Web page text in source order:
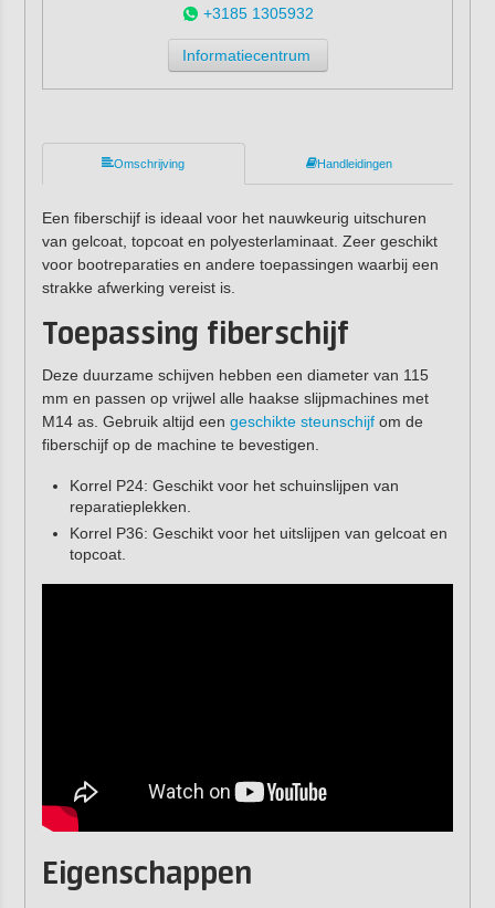
+3185 1305932
Informatiecentrum
Omschrijving Handleidingen
Een fiberschijf is ideaal voor het nauwkeurig uitschuren
van gelcoat, topcoat en polyesterlaminaat. Zeer geschikt
voor bootreparaties en andere toepassingen waarbij een
strakke afwerking vereist is.
Toepassing fiberschijf
Deze duurzame schijven hebben een diameter van 115
mm en passen op vrijwel alle haakse slijpmachines met
M14 as. Gebruik altijd een geschikte steunschijfom de
fiberschijf op de machine te bevestigen.
Korrel P24: Geschikt voor het schuinslijpen van
reparatieplekken.
Korrel P36: Geschikt voor het uitslijpen van gelcoat en
topcoat.
Eigenschappen